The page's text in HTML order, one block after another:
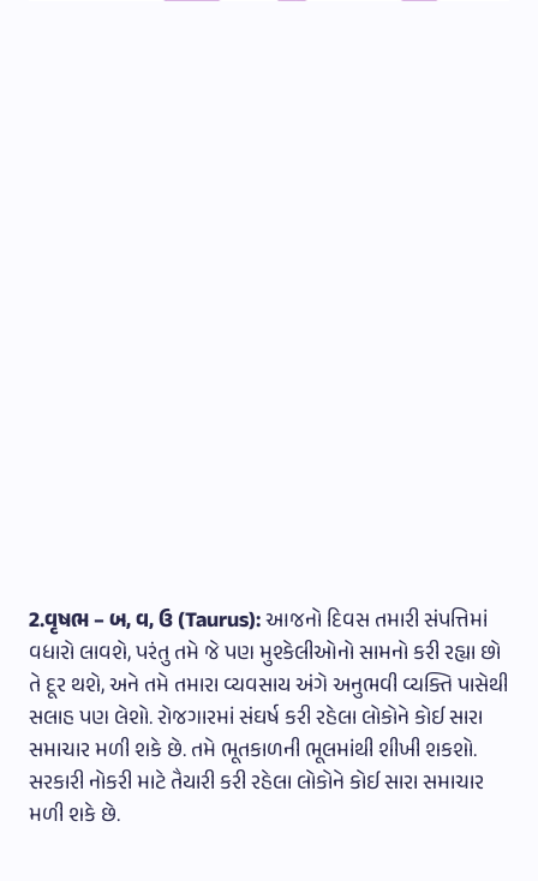
2.વૃષભ – બ, વ, ઉ (Taurus):આજનો દિવસ તમારી સંપત્તિમાં
વધારો લાવશે, પરંતુ તમે જે પણ મુશ્કેલીઓનો સામનો કરી રહ્યા છો
તે દૂર થશે, અને તમે તમારા વ્યવસાય અંગે અનુભવી વ્યક્તિ પાસેથી
સલાહ પણ લેશો. રોજગારમાં સંઘર્ષ કરી રહેલા લોકોને કોઈ સારા
સમાચાર મળી શકે છે. તમે ભૂતકાળની ભૂલમાંથી શીખી શકશો.
સરકારી નોકરી માટે તૈયારી કરી રહેલા લોકોને કોઈ સારા સમાચાર
મળી શકે છે.